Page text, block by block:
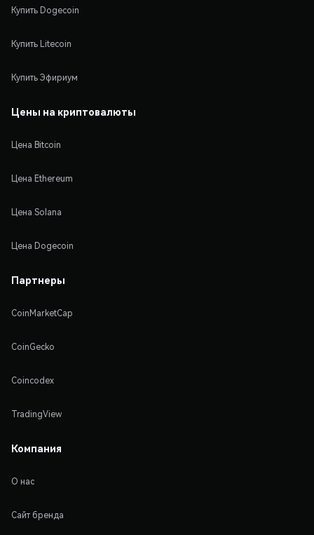
Купить Dogecoin
Купить Litecoin
Купить Эфириум
Цены на криптовалюты
Цена Bitcoin
Цена Ethereum
Цена Solana
Цена Dogecoin
Партнеры
CoinMarketCap
CoinGecko
Coincodex
TradingView
Компания
О нас
Сайт бренда